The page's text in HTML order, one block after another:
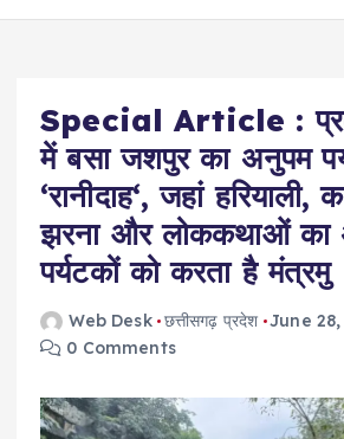
Special Article :
में बसा जशपुर का अनुपम
‘रानीदाह‘, जहां
झरना और लोककथाओं का
पर्यटकों को करता है मंत्रमु
Web Desk छत्तीसगढ़ प्रदेश June 28,
0 Comments